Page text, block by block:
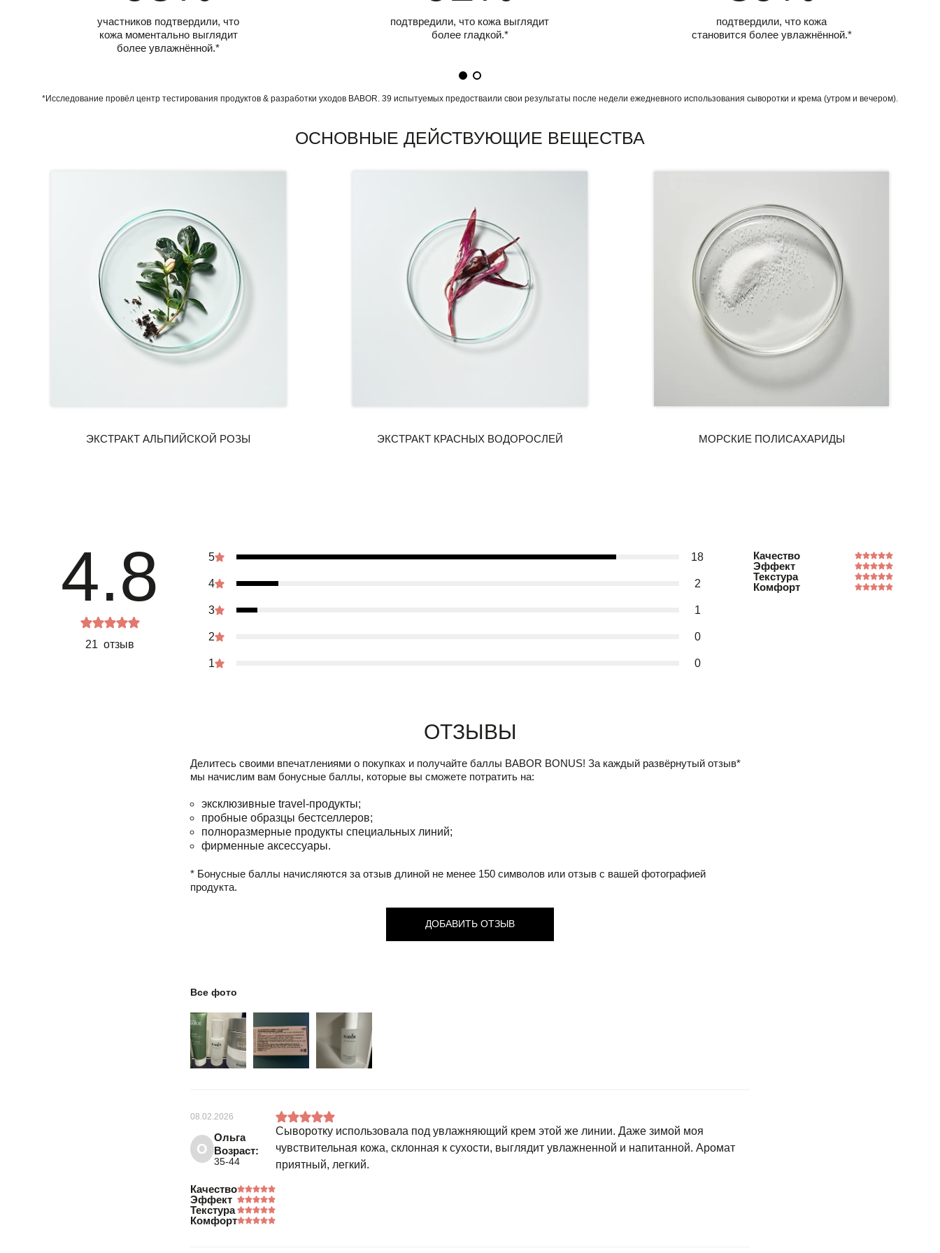
участников подтвердили, что
кожа моментально выглядит
более увлажнённой.*
подтвредили, что кожа выглядит
более гладкой.*
подтвердили, что кожа
становится более увлажнённой.*
*Исследование провёл центр тестирования продуктов & разработки уходов BABOR. 39 испытуемых предостваили свои результаты после недели ежедневного использования сыворотки и крема (утром и вечером).
ОСНОВНЫЕ ДЕЙСТВУЮЩИЕ ВЕЩЕСТВА
4.8
21 отзыв
5 18
4 2
3 1
2 0
1 0
Качество
Эффект
Текстура
Комфорт
Отзывы
Делитесь своими впечатлениями о покупках и получайте баллы BABOR BONUS! За каждый развёрнутый отзыв*
мы начислим вам бонусные баллы, которые вы сможете потратить на:
эксклюзивные travel-продукты;
пробные образцы бестселлеров;
полноразмерные продукты специальных линий;
фирменные аксессуары.
* Бонусные баллы начисляются за отзыв длиной не менее 150 символов или отзыв с вашей фотографией
продукта.
ДОБАВИТЬ ОТЗЫВ
Все фото
08.02.2026
О
Ольга
Возраст:
35-44
Качество
Эффект
Текстура
Комфорт
Сыворотку использовала под увлажняющий крем этой же линии. Даже зимой моя
чувствительная кожа, склонная к сухости, выглядит увлажненной и напитанной. Аромат
приятный, легкий.